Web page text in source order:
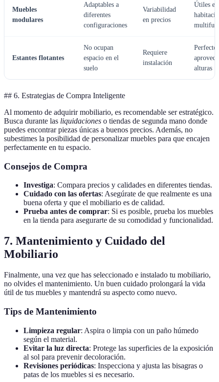
Muebles
modulares
Adaptables a
diferentes
configuraciones
Variabilidad
en precios
Útiles en
Estantes flotantes
No ocupan
espacio en el
suelo
Requiere
instalación
alturas
## 6. Estrategias de Compra Inteligente
Al momento de adquirir mobiliario, es recomendable ser estratégico.
Busca durante las liquidaciones o tiendas de segunda mano donde
puedes encontrar piezas únicas a buenos precios. Además, no
subestimes la posibilidad de personalizar muebles para que encajen
perfectamente en tu espacio.
Consejos de Compra
Investiga: Compara precios y calidades en diferentes tiendas.
Cuidado con las ofertas: Asegúrate de que realmente es una
buena oferta y que el mobiliario es de calidad.
Prueba antes de comprar: Si es posible, prueba los muebles
en la tienda para asegurarte de su comodidad y funcionalidad.
7. Mantenimiento y Cuidado del
Mobiliario
Finalmente, una vez que has seleccionado e instalado tu mobiliario,
no olvides el mantenimiento. Un buen cuidado prolongará la vida
útil de tus muebles y mantendrá su aspecto como nuevo.
Tips de Mantenimiento
Limpieza regular: Aspira o limpia con un paño húmedo
según el material.
Evitar la luz directa: Protege las superficies de la exposición
al sol para prevenir decoloración.
Revisiones periódicas: Inspecciona y ajusta las bisagras o
patas de los muebles si es necesario.